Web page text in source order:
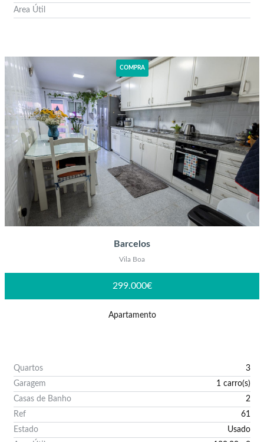
Area Útil
COMPRA
Barcelos
Vila Boa
299.000€
Apartamento
Quartos
3
Garagem
1 carro(s)
Casas de Banho
2
Ref
61
Estado
Usado